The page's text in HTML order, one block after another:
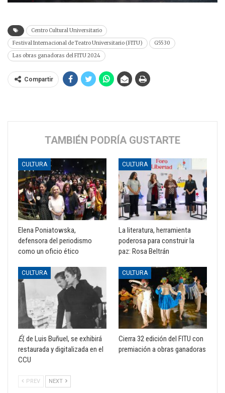
Centro Cultural Universitario
Festival Internacional de Teatro Universitario (FITU)
G5530
Las obras ganadoras del FITU 2024
Compartir
TAMBIÉN PODRÍA GUSTARTE
CULTURA
Elena Poniatowska,
defensora del periodismo
como un oficio ético
CULTURA
La literatura, herramienta
poderosa para construir la
paz: Rosa Beltrán
CULTURA
Él, de Luis Buñuel, se exhibirá
restaurada y digitalizada en el
CCU
CULTURA
Cierra 32 edición del FITU con
premiación a obras ganadoras
PREV NEXT